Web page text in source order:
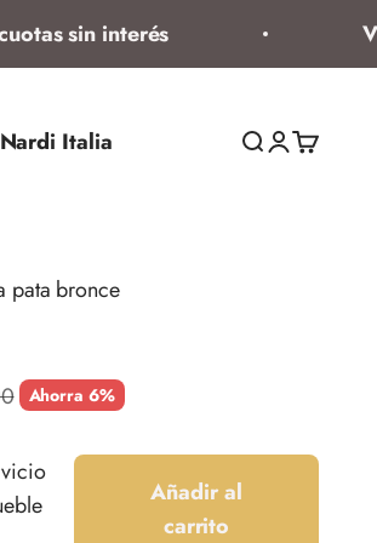
sin interés
Nardi Italia Abrir búsqueda
AbrirAbrir
pata bronce
Ahorra 6%
Añadir al
carrito